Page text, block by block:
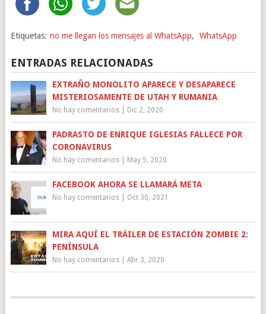
Etiquetas: no me llegan los mensajes al WhatsApp, WhatsApp
ENTRADAS RELACIONADAS
EXTRAÑO MONOLITO APARECE Y DESAPARECE
MISTERIOSAMENTE DE UTAH Y RUMANIA
No hay comentarios| Dic 2, 2020
PADRASTO DE ENRIQUE IGLESIAS FALLECE POR
CORONAVIRUS
No hay comentarios| May 5, 2020
FACEBOOK AHORA SE LLAMARÁ META
No hay comentarios| Oct 30, 2021
MIRA AQUÍ EL TRÁILER DE ESTACIÓN ZOMBIE 2:
PENÍNSULA
No hay comentarios| Abr 3, 2020